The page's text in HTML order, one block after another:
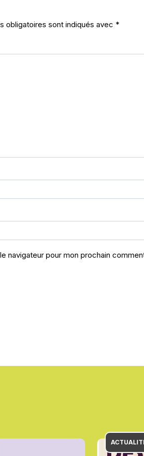
obligatoires sont indiqués avec *
navigateur pour mon prochain